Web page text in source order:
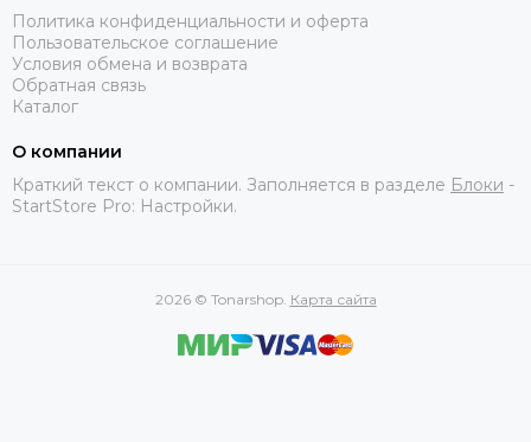
Политика конфиденциальности и оферта
Пользовательское соглашение
Условия обмена и возврата
Обратная связь
Каталог
О компании
Краткий текст о компании. Заполняется в разделе Блоки -
StartStore Pro: Настройки.
2026 © Tonarshop. Карта сайта